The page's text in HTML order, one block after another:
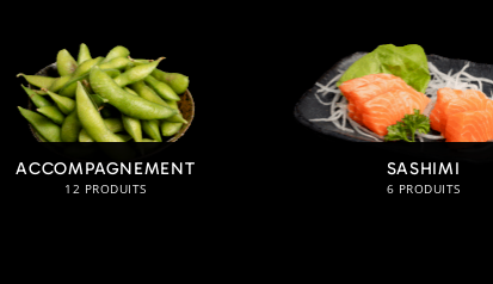
ACCOMPAGNEMENT
12 PRODUITS
SASHIMI
6 PRODUITS